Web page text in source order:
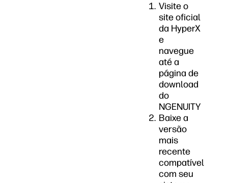
Visite o
site oficial
da HyperX
e
navegue
até a
página de
download
do
NGENUITY
Baixe a
versão
mais
recente
compatível
com seu